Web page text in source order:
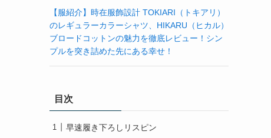
【服紹介】時在服飾設計 TOKIARI（トキアリ）
のレギュラーカラーシャツ、HIKARU（ヒカル）
ブロードコットンの魅力を徹底レビュー！シン
プルを突き詰めた先にある幸せ！
目次
早速履き下ろしリスピン